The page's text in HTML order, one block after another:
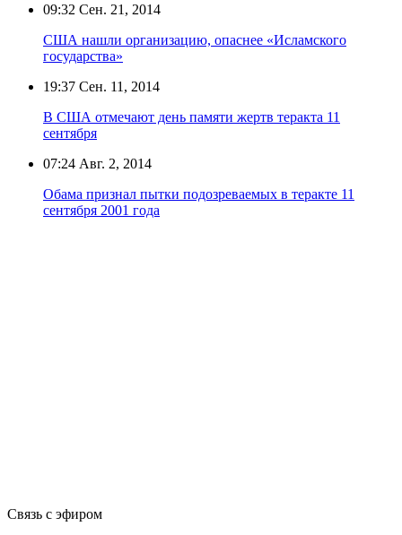
09:32 Сен. 21, 2014
США нашли организацию, опаснее «Исламского
государства»
19:37 Сен. 11, 2014
В США отмечают день памяти жертв теракта 11
сентября
07:24 Авг. 2, 2014
Обама признал пытки подозреваемых в теракте 11
сентября 2001 года
Связь с эфиром